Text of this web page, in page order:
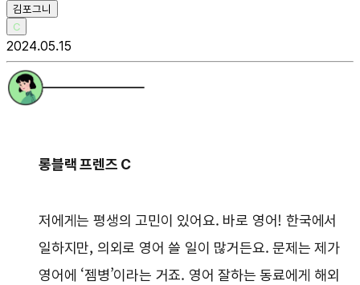
김포그니
C
2024.05.15
롱블랙 프렌즈 C
저에게는 평생의 고민이 있어요. 바로 영어! 한국에서
일하지만, 의외로 영어 쓸 일이 많거든요. 문제는 제가
영어에 ‘젬병’이라는 거죠. 영어 잘하는 동료에게 해외